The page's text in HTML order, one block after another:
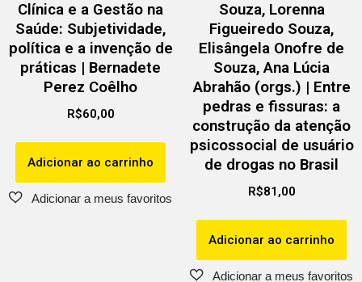
Clínica e a Gestão na
Saúde: Subjetividade,
política e a invenção de
práticas | Bernadete
Perez Coêlho
R$60,00
Adicionar ao carrinho
Souza, Lorenna
Figueiredo Souza,
Elisângela Onofre de
Souza, Ana Lúcia
Abrahão (orgs.) | Entre
pedras e fissuras: a
construção da atenção
psicossocial de usuário
de drogas no Brasil
R$81,00
Adicionar ao carrinho